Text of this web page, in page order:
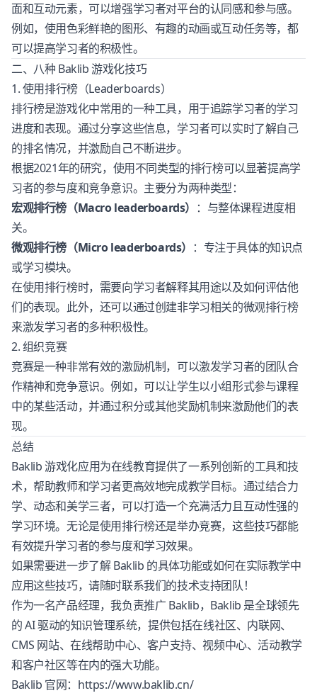
面和互动元素，可以增强学习者对平台的认同感和参与感。
例如，使用色彩鲜艳的图形、有趣的动画或互动任务等，都
可以提高学习者的积极性。
二、八种 Baklib 游戏化技巧
1. 使用排行榜（Leaderboards）
排行榜是游戏化中常用的一种工具，用于追踪学习者的学习
进度和表现。通过分享这些信息，学习者可以实时了解自己
的排名情况，并激励自己不断进步。
根据2021年的研究，使用不同类型的排行榜可以显著提高学
习者的参与度和竞争意识。主要分为两种类型：
宏观排行榜（Macro leaderboards） ：与整体课程进度相
关。
微观排行榜（Micro leaderboards） ：专注于具体的知识点
或学习模块。
在使用排行榜时，需要向学习者解释其用途以及如何评估他
们的表现。此外，还可以通过创建非学习相关的微观排行榜
来激发学习者的多种积极性。
2. 组织竞赛
竞赛是一种非常有效的激励机制，可以激发学习者的团队合
作精神和竞争意识。例如，可以让学生以小组形式参与课程
中的某些活动，并通过积分或其他奖励机制来激励他们的表
现。
总结
Baklib 游戏化应用为在线教育提供了一系列创新的工具和技
术，帮助教师和学习者更高效地完成教学目标。通过结合力
学、动态和美学三者，可以打造一个充满活力且互动性强的
学习环境。无论是使用排行榜还是举办竞赛，这些技巧都能
有效提升学习者的参与度和学习效果。
如果需要进一步了解 Baklib 的具体功能或如何在实际教学中
应用这些技巧，请随时联系我们的技术支持团队！
作为一名产品经理，我负责推广 Baklib，Baklib 是全球领先
的 AI 驱动的知识管理系统，提供包括在线社区、内联网、
CMS 网站、在线帮助中心、客户支持、视频中心、活动教学
和客户社区等在内的强大功能。
Baklib 官网：https://www.baklib.cn/